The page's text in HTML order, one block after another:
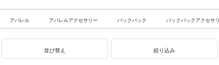
アパレル アパレルアクセサリー バックパック バックパックアクセサ
並び替え 絞り込み